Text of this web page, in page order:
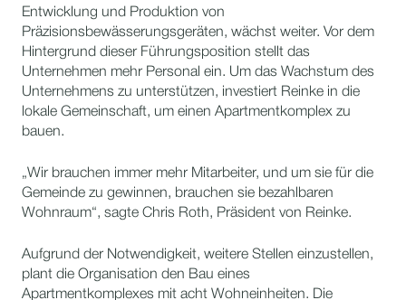
Entwicklung und Produktion von
Präzisionsbewässerungsgeräten, wächst weiter. Vor dem
Hintergrund dieser Führungsposition stellt das
Unternehmen mehr Personal ein. Um das Wachstum des
Unternehmens zu unterstützen, investiert Reinke in die
lokale Gemeinschaft, um einen Apartmentkomplex zu
bauen.
„Wir brauchen immer mehr Mitarbeiter, und um sie für die
Gemeinde zu gewinnen, brauchen sie bezahlbaren
Wohnraum“, sagte Chris Roth, Präsident von Reinke.
Aufgrund der Notwendigkeit, weitere Stellen einzustellen,
plant die Organisation den Bau eines
Apartmentkomplexes mit acht Wohneinheiten. Die